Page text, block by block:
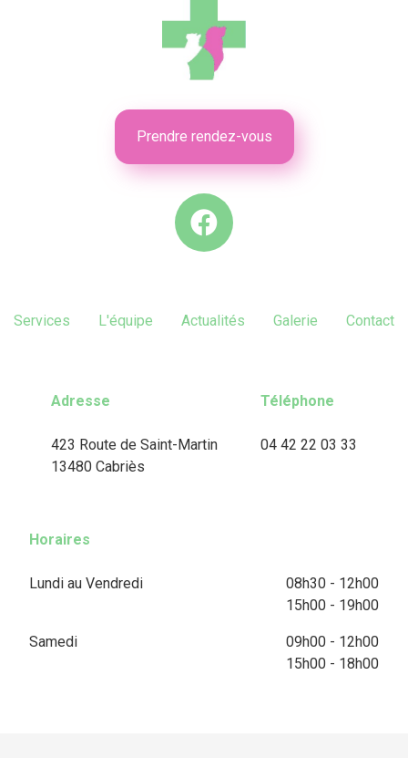
Prendre rendez-vous
Services L'équipe Actualités Galerie Contact
Adresse
423 Route de Saint-Martin
13480 Cabriès
Téléphone
04 42 22 03 33
Horaires
Lundi au Vendredi
08h30 - 12h00
15h00 - 19h00
Samedi
09h00 - 12h00
15h00 - 18h00